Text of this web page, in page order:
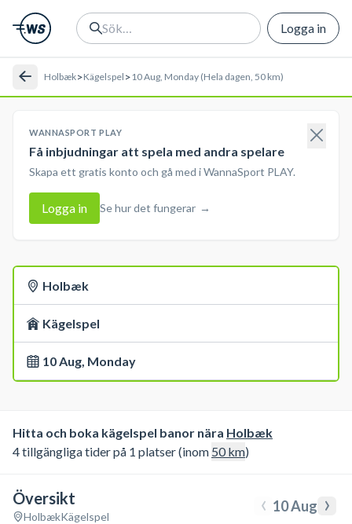
Logga in
Holbæk>Kägelspel >10 Aug, Monday (Hela dagen, 50 km)
WANNASPORT PLAY
Få inbjudningar att spela med andra spelare
Skapa ett gratis konto och gå med i WannaSport PLAY.
Logga in Se hur det fungerar →
Holbæk
Kägelspel
10 Aug, Monday
Hitta och boka kägelspel banor nära Holbæk
4 tillgängliga tider på 1 platser (inom 50km)
Översikt
HolbækKägelspel ‹ 10 Aug ›